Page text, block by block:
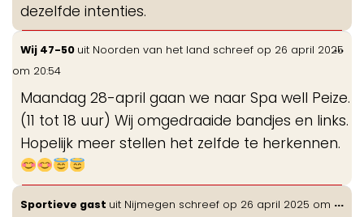
dezelfde intenties.
Wij 47-50 uit Noorden van het land schreef op 26 april 2025
om 20:54
Maandag 28-april gaan we naar Spa well Peize.
(11 tot 18 uur) Wij omgedraaide bandjes en links.
Hopelijk meer stellen het zelfde te herkennen.
...
Sportieve gast uit Nijmegen schreef op 26 april 2025 om ...